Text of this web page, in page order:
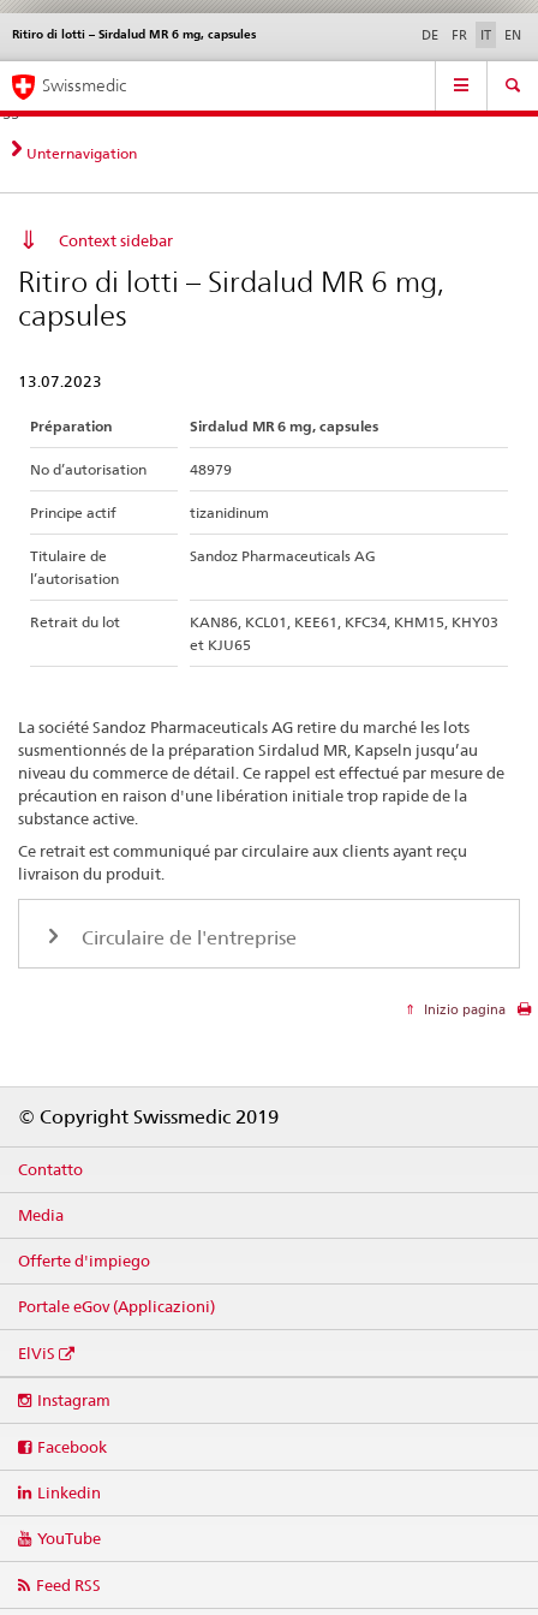
Navigazione
diretta:
novità,
aspetti
contatto
Novità &
norme
Contatto | Supporto &
aiuto
Ritiro di lotti – Sirdalud MR 6 mg, capsules DE FR IT EN
Service
Navigation
Swissmedic
Unternavigation
Context sidebar
Ritiro di lotti – Sirdalud MR 6 mg,
capsules
13.07.2023
Préparation Sirdalud MR 6 mg, capsules
No d’autorisation 48979
Principe actif tizanidinum
Titulaire de
l’autorisation
Sandoz Pharmaceuticals AG
Retrait du lot
KAN86, KCL01, KEE61, KFC34, KHM15, KHY03
et KJU65
La société Sandoz Pharmaceuticals AG retire du marché les lots
susmentionnés de la préparation Sirdalud MR, Kapseln jusqu’au
niveau du commerce de détail. Ce rappel est effectué par mesure de
précaution en raison d'une libération initiale trop rapide de la
substance active.
Ce retrait est communiqué par circulaire aux clients ayant reçu
livraison du produit.
Circulaire de l'entreprise
Inizio pagina
© Copyright Swissmedic 2019
Contatto
Media
Offerte d'impiego
Portale eGov (Applicazioni)
ElViS
media
Instagram
Facebook
Linkedin
YouTube
Feed RSS